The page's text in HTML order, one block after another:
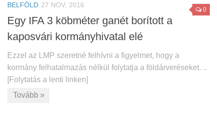
0
BELFÖLD 27 NOV, 2016
Egy IFA 3 köbméter ganét borított a
kaposvári kormányhivatal elé
Ezzel az LMP szeretné felhívni a figyelmet, hogy a
kormány felhatalmazás nélkül folytatja a földárveréseket. ..
[Folytatás a lenti linken]
Tovább »